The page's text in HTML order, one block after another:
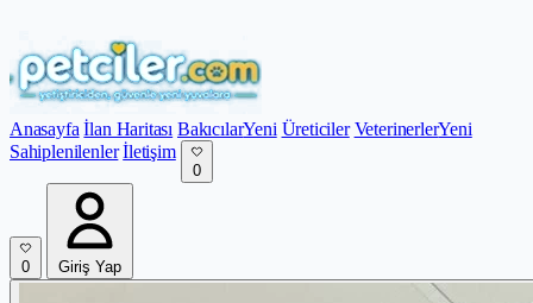
Anasayfa İlan Haritası BakıcılarYeni Üreticiler VeterinerlerYeni
Sahiplenilenler İletişim
0
0 Giriş Yap